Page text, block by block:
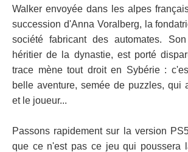
Walker envoyée dans les alpes
succession d'Anna Voralberg, la
société fabricant des automates.
héritier de la dynastie, est porté
trace mène tout droit en Sybérie :
belle aventure, semée de puzzles, qui
et le joueur...
Passons rapidement sur la version
que ce n'est pas ce jeu qui poussera